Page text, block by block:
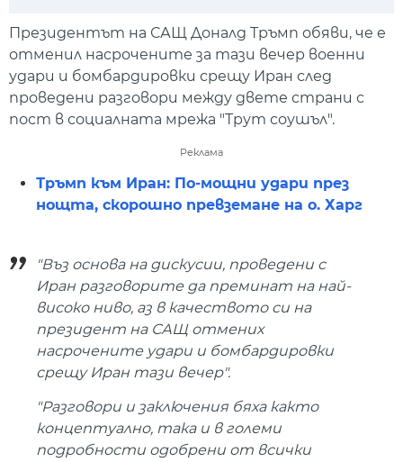
Президентът на САЩ Доналд Тръмп обяви, че е
отменил насрочените за тази вечер военни
удари и бомбардировки срещу Иран след
проведени разговори между двете страни с
пост в социалната мрежа "Трут соушъл".
Реклама
Тръмп към Иран: По-мощни удари през
нощта, скорошно превземане на о. Харг
"Въз основа на дискусии, проведени с
Иран разговорите да преминат на най-
високо ниво, аз в качеството си на
президент на САЩ отмених
насрочените удари и бомбардировки
срещу Иран тази вечер".
"Разговори и заключения бяха както
концептуално, така и в големи
подробности одобрени от всички